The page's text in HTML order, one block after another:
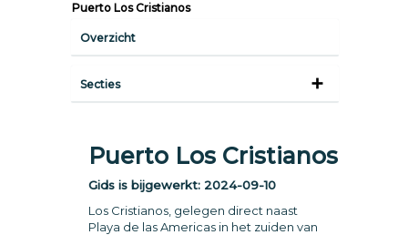
Puerto Los Cristianos
Overzicht
Secties
Puerto Los Cristianos
Gids is bijgewerkt: 2024-09-10
Los Cristianos, gelegen direct naast
Playa de las Americas in het zuiden van